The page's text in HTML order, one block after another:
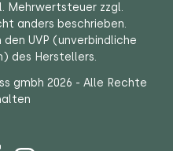
Mehrwertsteuer zzgl.
anders beschrieben.
UVP (unverbindliche
des Herstellers.
gmbh 2026 - Alle Rechte